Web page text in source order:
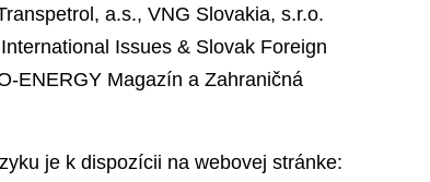
a.s., VNG Slovakia, s.r.o.
Issues & Slovak Foreign
ENERGY Magazín a Zahraničná
je k dispozícii na webovej stránke: